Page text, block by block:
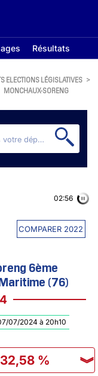
Résultats
ELECTIONS LÉGISLATIVES >
MONCHAUX-SORENG
COMPARER 2022
02:56
6ème
(76)
07/2024 à 20h10
32,58 % ︾